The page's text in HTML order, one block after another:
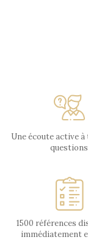
Une écoute active
questions
1500 références
immédiatement